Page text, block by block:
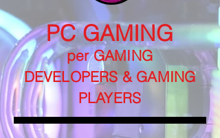
PC GAMING
per GAMING
DEVELOPERS & GAMING
PLAYERS